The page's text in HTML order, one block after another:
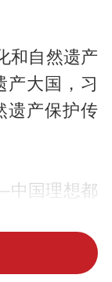
自然遗产
产大国，习
遗产保护传
国理想都
－沙山湖泊
息地（第二
》。习近平